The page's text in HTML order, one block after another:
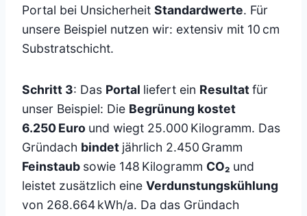
Portal bei Unsicherheit Standardwerte. Für
unsere Beispiel nutzen wir: extensiv mit 10 cm
Substratschicht.
Schritt 3: Das Portal liefert ein Resultatfür
unser Beispiel: Die Begrünung kostet
6.250 Euro und wiegt 25.000 Kilogramm. Das
Gründach bindet jährlich 2.450 Gramm
Feinstaub sowie 148 Kilogramm CO₂ und
leistet zusätzlich eine Verdunstungskühlung
von 268.664 kWh/a. Da das Gründach